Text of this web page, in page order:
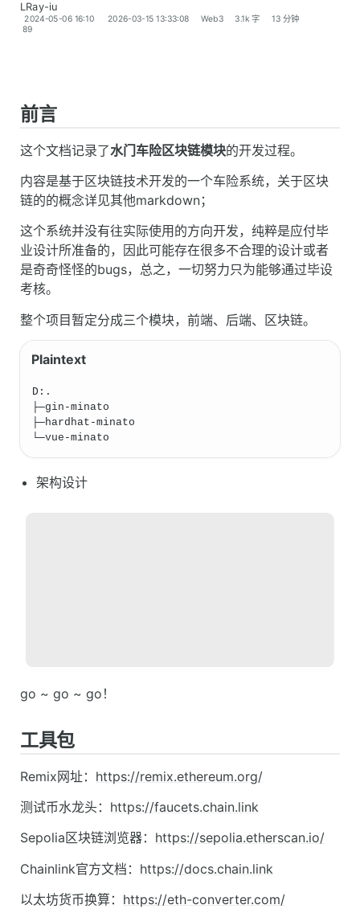
LRay-iu
2024-05-06 16:10 2026-03-15 13:33:08 Web3 3.1k 字
13 分钟
89
前言
这个文档记录了水门车险区块链模块的开发过程。
内容是基于区块链技术开发的一个车险系统，关于区块
链的的概念详见其他markdown；
这个系统并没有往实际使用的方向开发，纯粹是应付毕
业设计所准备的，因此可能存在很多不合理的设计或者
是奇奇怪怪的bugs，总之，一切努力只为能够通过毕设
考核。
整个项目暂定分成三个模块，前端、后端、区块链。
D:.
├─gin-minato
├─hardhat-minato
└─vue-minato
架构设计
go ~ go ~ go！
工具包
Remix网址： https://remix.ethereum.org/
测试币水龙头： https://faucets.chain.link
Sepolia区块链浏览器： https://sepolia.etherscan.io/
Chainlink官方文档： https://docs.chain.link
以太坊货币换算： https://eth-converter.com/